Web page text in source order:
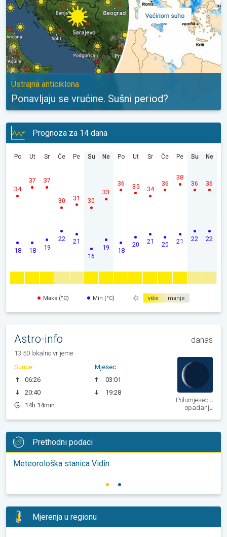
Ustrajna anticiklona
Ponavljaju se vrućine. Sušni period?
Prognoza za 14 dana
Po
18
34
Ut
18
37
Sr
19
37
Če
22
30
Pe
21
31
Su
16
30
Ne
19
33
Po
18
36
Ut
20
35
Sr
21
34
Če
20
36
Pe
21
38
Su
22
36
Ne
22
36
Maks (°C) Min (°C) više manje
Astro-info danas
13:50 lokalno vrijeme
Sunce
06:26
20:40
14h 14min
Mjesec
03:01
19:28
Polumjesec u
opadanju
Prethodni podaci
Meteorološka stanica Vidin
Mjerenja u regionu